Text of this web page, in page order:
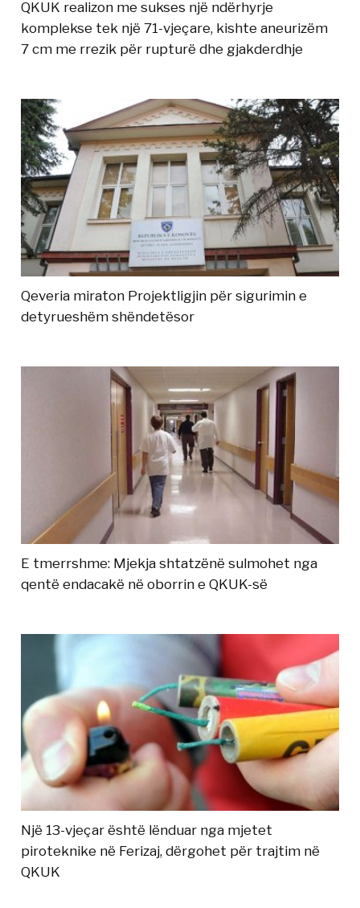
QKUK realizon me sukses një ndërhyrje
komplekse tek një 71-vjeçare, kishte aneurizëm
7 cm me rrezik për rupturë dhe gjakderdhje
Qeveria miraton Projektligjin për sigurimin e
detyrueshëm shëndetësor
E tmerrshme: Mjekja shtatzënë sulmohet nga
qentë endacakë në oborrin e QKUK-së
Një 13-vjeçar është lënduar nga mjetet
piroteknike në Ferizaj, dërgohet për trajtim në
QKUK